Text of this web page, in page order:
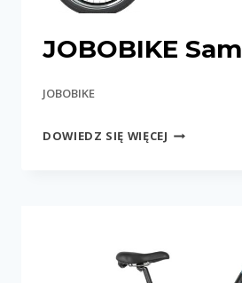
JOBOBIKE Sam
JOBOBIKE
DOWIEDZ SIĘ WIĘCEJ JOBOBIKE